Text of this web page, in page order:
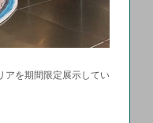
アを期間限定展示してい